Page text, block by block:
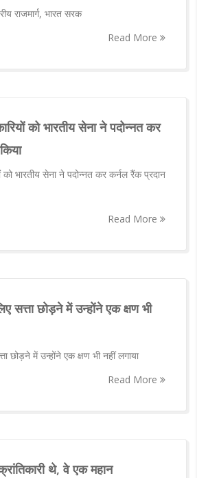
राजमार्ग, भारत सरक
Read More
को भारतीय सेना ने पदोन्नत कर
को भारतीय सेना ने पदोन्नत कर कर्नल रैंक प्रदान
Read More
सत्ता छोड़ने में उन्होंने एक क्षण भी
छोड़ने में उन्होंने एक क्षण भी नहीं लगाया
Read More
थे, वे एक महान